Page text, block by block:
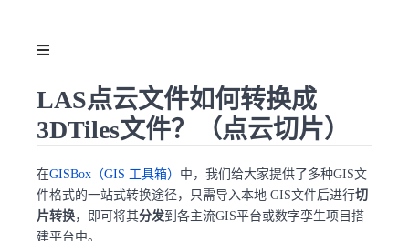
LAS点云文件如何转换成
3DTiles文件？（点云切片）
在GISBox（GIS 工具箱） 中，我们给大家提供了多种GIS文
件格式的一站式转换途径，只需导入本地 GIS文件后进行切
片转换，即可将其分发到各主流GIS平台或数字孪生项目搭
建平台中。